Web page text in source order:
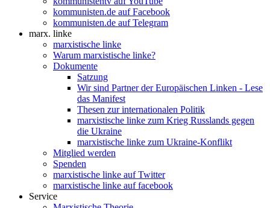
kommunisten.de auf Facebook
kommunisten.de auf Telegram
marx. linke
marxistische linke
Warum marxistische linke?
Dokumente
Satzung
Wir sind Partner der Europäischen Linken - Lese
das Manifest
Thesen zur internationalen Politik
marxistische linke zum Krieg Russlands gegen
die Ukraine
marxistische linke zum Ukraine-Konflikt
Mitglied werden
Spenden
marxistische linke auf Twitter
marxistische linke auf facebook
Service